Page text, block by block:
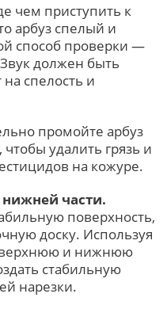
чем приступить к
арбуз спелый и
способ проверки —
должен быть
на спелость и
промойте арбуз
удалить грязь и
на кожуре.
части.
поверхность,
доску. Используя
верхнюю и нижнюю
стабильную
нарезки.